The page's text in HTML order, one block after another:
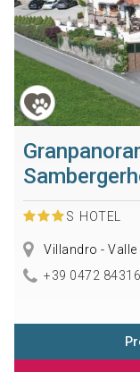
S HOTEL
Villandro -
+39 0472